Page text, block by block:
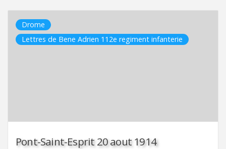
Drome
Lettres de Bene Adrien 112e regiment infanterie
Pont-Saint-Esprit 20 aout 1914